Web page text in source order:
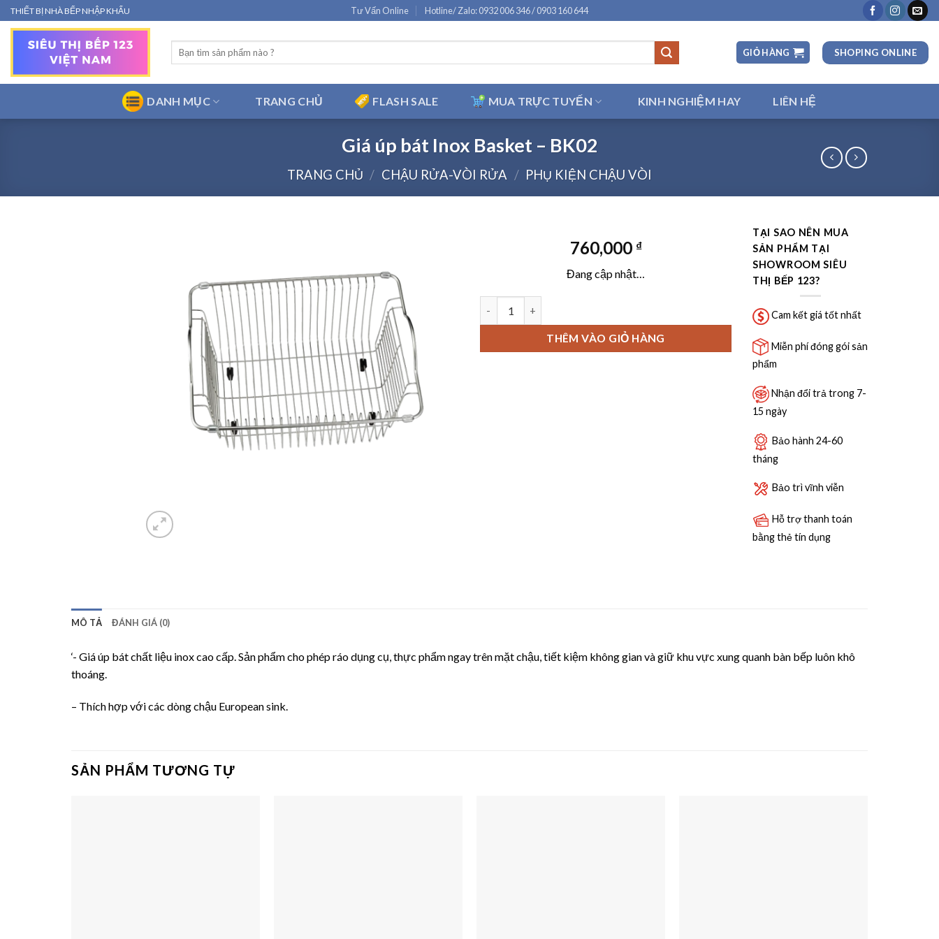
Bỏ
qua
THIẾT BỊ NHÀ BẾP NHẬP KHẨU Tư Vấn Online Hotline/ Zalo: 0932 006 346 / 0903 160 644
Tìm
kiếm:
GIỎ HÀNG SHOPING ONLINE
DANH MỤC TRANG CHỦ FLASH SALE MUA TRỰC TUYẾN KINH NGHIỆM HAY LIÊN HỆ
Giá úp bát Inox Basket – BK02
TRANG CHỦ / CHẬU RỬA-VÒI RỬA / PHỤ KIỆN CHẬU VÒI
760,000 ₫
Đang cập nhật…
THÊM VÀO GIỎ HÀNG
TẠI SAO NÊN MUA
SẢN PHẨM TẠI
SHOWROOM SIÊU
THỊ BẾP 123?
Cam kết giá tốt nhất
Miễn phí đóng gói sản
phẩm
Nhận đổi trả trong 7-
15 ngày
Bảo hành 24-60
tháng
Bảo trì vĩnh viễn
Hỗ trợ thanh toán
bằng thẻ tín dụng
MÔ TẢ ĐÁNH GIÁ (0)
‘- Giá úp bát chất liệu inox cao cấp. Sản phẩm cho phép ráo dụng cụ, thực phẩm ngay trên mặt chậu, tiết kiệm không gian và giữ khu vực xung quanh bàn bếp luôn khô
thoáng.
– Thích hợp với các dòng chậu European sink.
SẢN PHẨM TƯƠNG TỰ